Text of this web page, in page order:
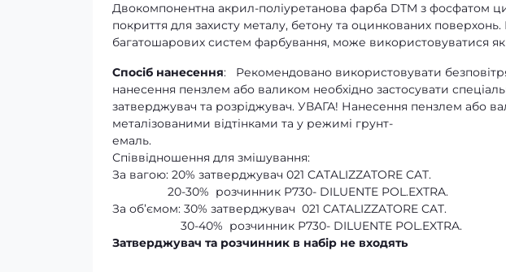
Двокомпонентна акрил-поліуретанова фарба DTM з фосфатом
покриття для захисту металу, бетону та оцинкованих
багатошарових систем фарбування, може використовуватися як
Спосіб нанесення: Рекомендовано використовувати
нанесення пензлем або валиком необхідно застосувати
затверджувач та розріджувач. УВАГА! Нанесення пензлем або
металізованими відтінками та у режимі грунт-
емаль.
Співвідношення для змішування:
За вагою: 20% затверджувач 021 CATALIZZATORE CAT.
20-30% розчинник Р730- DILUENTE POL.EXTRA.
За об’ємом: 30% затверджувач 021 CATALIZZATORE CAT.
30-40% розчинник Р730- DILUENTE POL.EXTRA.
Затверджувач та розчинник в набір не входять